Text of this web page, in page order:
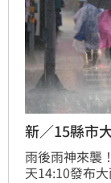
新／15縣市
雨後雨神來襲
天14:10發布